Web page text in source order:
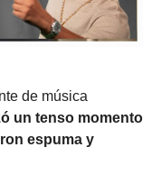
de música
un tenso momento
espuma y